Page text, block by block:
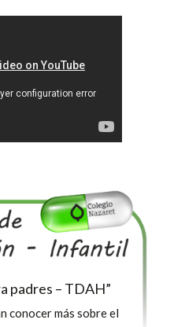
padres – TDAH”
conocer más sobre el